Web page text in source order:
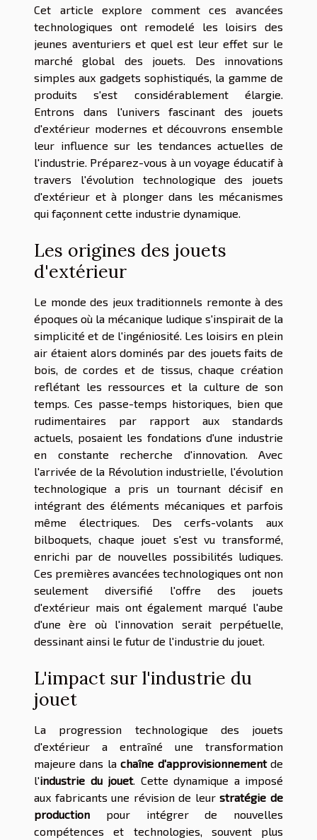
Cet article explore comment ces avancées
technologiques ont remodelé les loisirs des
jeunes aventuriers et quel est leur effet sur le
marché global des jouets. Des innovations
simples aux gadgets sophistiqués, la gamme de
produits s'est considérablement élargie.
Entrons dans l'univers fascinant des jouets
d'extérieur modernes et découvrons ensemble
leur influence sur les tendances actuelles de
l'industrie. Préparez-vous à un voyage éducatif à
travers l'évolution technologique des jouets
d'extérieur et à plonger dans les mécanismes
qui façonnent cette industrie dynamique.
Les origines des jouets
d'extérieur
Le monde des jeux traditionnels remonte à des
époques où la mécanique ludique s'inspirait de la
simplicité et de l'ingéniosité. Les loisirs en plein
air étaient alors dominés par des jouets faits de
bois, de cordes et de tissus, chaque création
reflétant les ressources et la culture de son
temps. Ces passe-temps historiques, bien que
rudimentaires par rapport aux standards
actuels, posaient les fondations d'une industrie
en constante recherche d'innovation. Avec
l'arrivée de la Révolution industrielle, l'évolution
technologique a pris un tournant décisif en
intégrant des éléments mécaniques et parfois
même électriques. Des cerfs-volants aux
bilboquets, chaque jouet s'est vu transformé,
enrichi par de nouvelles possibilités ludiques.
Ces premières avancées technologiques ont non
seulement diversifié l'offre des jouets
d'extérieur mais ont également marqué l'aube
d'une ère où l'innovation serait perpétuelle,
dessinant ainsi le futur de l'industrie du jouet.
L'impact sur l'industrie du
jouet
La progression technologique des jouets
d'extérieur a entraîné une transformation
majeure dans lachaîne d'approvisionnementde
l'industrie du jouet. Cette dynamique a imposé
aux fabricants une révision de leurstratégie de
production pour intégrer de nouvelles
compétences et technologies, souvent plus